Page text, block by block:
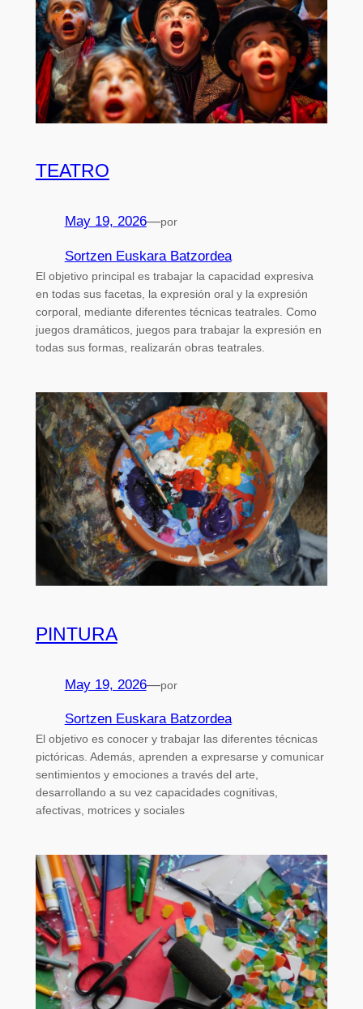
TEATRO
May 19, 2026—por
Sortzen Euskara Batzordea
El objetivo principal es trabajar la capacidad expresiva
en todas sus facetas, la expresión oral y la expresión
corporal, mediante diferentes técnicas teatrales. Como
juegos dramáticos, juegos para trabajar la expresión en
todas sus formas, realizarán obras teatrales.
PINTURA
May 19, 2026—por
Sortzen Euskara Batzordea
El objetivo es conocer y trabajar las diferentes técnicas
pictóricas. Además, aprenden a expresarse y comunicar
sentimientos y emociones a través del arte,
desarrollando a su vez capacidades cognitivas,
afectivas, motrices y sociales